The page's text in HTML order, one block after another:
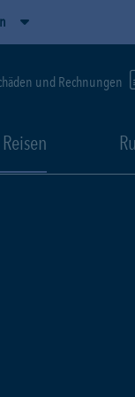
und Rechnungen